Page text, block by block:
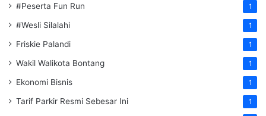
#Peserta Fun Run 1
#Wesli Silalahi 1
Friskie Palandi 1
Wakil Walikota Bontang 1
Ekonomi Bisnis 1
Tarif Parkir Resmi Sebesar Ini 1